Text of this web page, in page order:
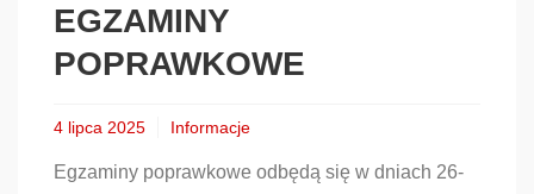
EGZAMINY
POPRAWKOWE
4 lipca 2025 Informacje
Egzaminy poprawkowe odbędą się w dniach 26-